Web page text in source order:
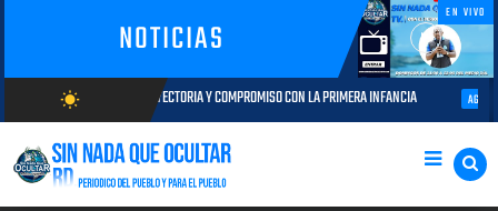
NOTICIAS
EN VIVO
wb_sunny
AGOSTO/8/2026
Y COMPROMISO CON LA PRIMERA INFANCIA AGOSTO 05, 2026 Autoridades